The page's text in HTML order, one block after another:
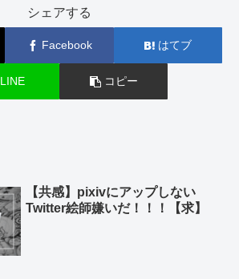
シェアする
Facebook はてブ
LINE コピー
【共感】pixivにアップしない
Twitter絵師嫌いだ！！！【求】